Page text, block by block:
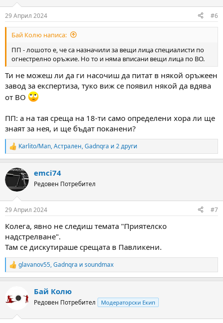
s
:
29 Април 2024 #6
Бай Колю написа:
ПП - лошото е, че са назначили за вещи лица специалисти по
огнестрелно оръжие. Но то и няма вписани вещи лица по ВО.
Ти не можеш ли да ги насочиш да питат в някой оръжеен
завод за експертиза, туко виж се появил някой да вдява
от ВО
ПП: а на тая среща на 18-ти само определени хора ли ще
знаят за нея, и ще бъдат поканени?
R
e
c
i
s
Karlito/Man,Астрален,Gadnqra и 2 други
emci74
Редовен Потребител
29 Април 2024 #7
Колега, явно не следиш темата "Приятелско
надстрелване".
Там се дискутираше срещата в Павликени.
R
e
t
glavanov55,Gadnqra и soundmax
Бай Колю
Редовен Потребител Модераторски Екип